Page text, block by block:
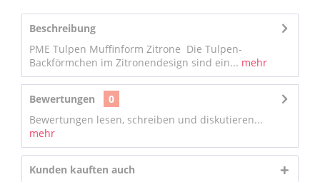
Beschreibung
PME Tulpen Muffinform Zitrone Die Tulpen-
Backförmchen im Zitronendesign sind ein... mehr
Bewertungen
0
Bewertungen lesen, schreiben und diskutieren...
mehr
Kunden kauften auch